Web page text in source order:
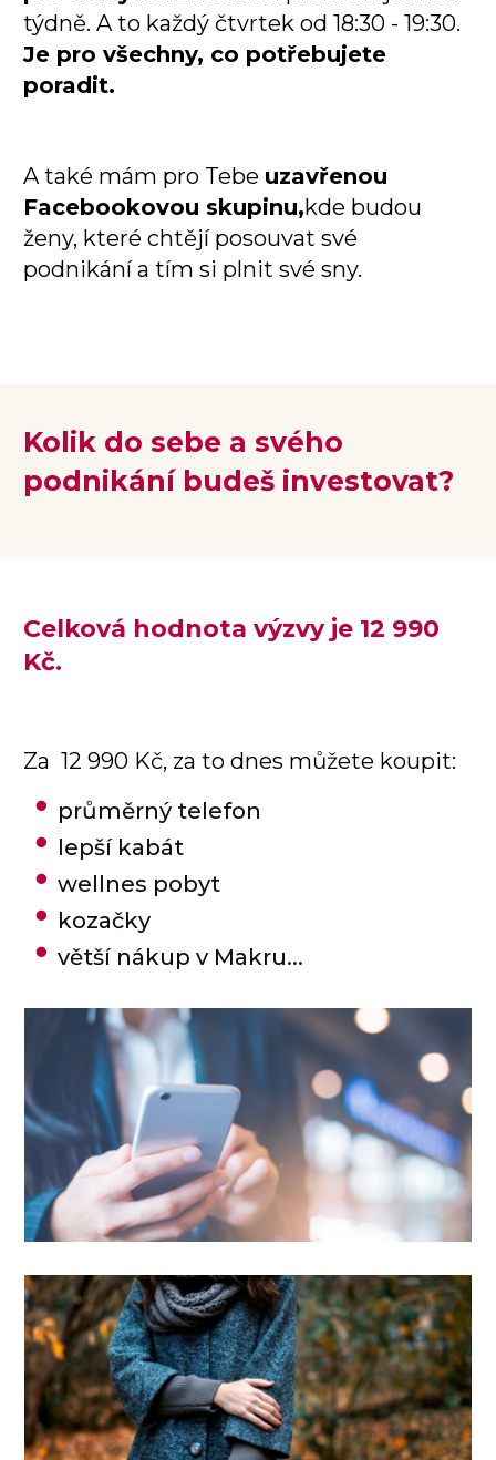
týdně. A to každý čtvrtek od 18:30 - 19:30.
Je pro všechny, co potřebujete
poradit.
A také mám pro Tebe uzavřenou
Facebookovou skupinu,kde budou
ženy, které chtějí posouvat své
podnikání a tím si plnit své sny.
Kolik do sebe a svého
podnikání budeš investovat?
Celková hodnota výzvy je 12 990
Kč.
Za 12 990 Kč, za to dnes můžete koupit:
průměrný telefon
lepší kabát
wellnes pobyt
kozačky
větší nákup v Makru...